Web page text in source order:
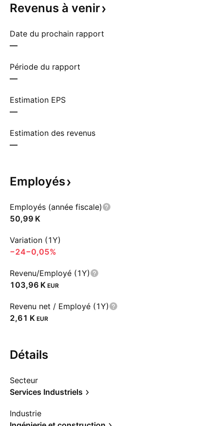
Revenus à venir
Date du prochain rapport
—
Période du rapport
—
Estimation EPS
—
Estimation des revenus
—
Employés
Employés (année fiscale)
‪50,99 K‬
Variation (1Y)
−24−0,05%
Revenu/Employé (1Y)
‪103,96 K‬ EUR
Revenu net / Employé (1Y)
‪2,61 K‬ EUR
Détails
Secteur
Services Industriels
Industrie